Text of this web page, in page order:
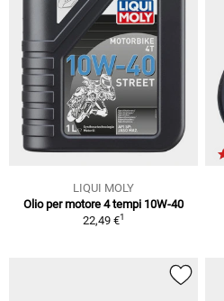
LIQUI MOLY
Olio per motore 4 tempi 10W-40
22,49 €1